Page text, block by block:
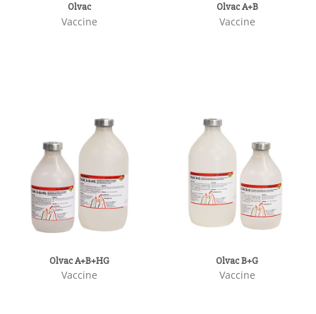
Olvac
Vaccine
Olvac A+B
Vaccine
Olvac A+B+HG
Vaccine
Olvac B+G
Vaccine